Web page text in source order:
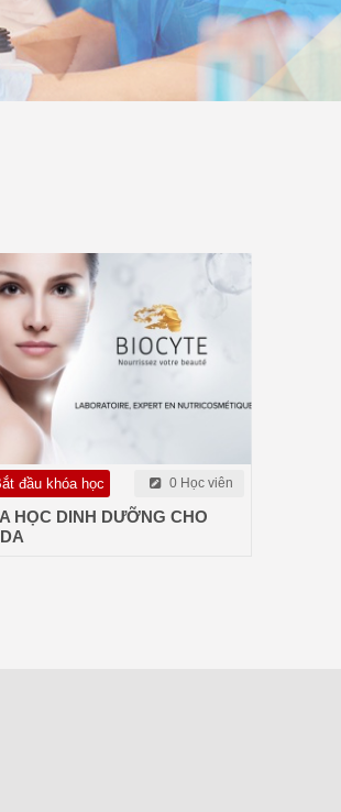
đầu khóa học 0 Học viên
HỌC DINH DƯỠNG CHO